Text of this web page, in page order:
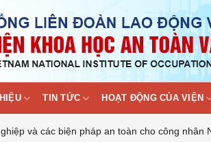
TIN TỨC HOẠT ĐỘNG CỦA VIỆN
và các biện pháp an toàn cho công nhân